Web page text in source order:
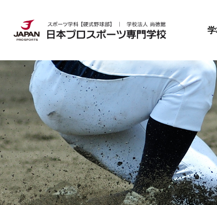
日本プロスポーツ専門学校とは
就職・資格
募集要項